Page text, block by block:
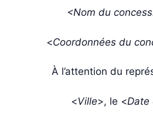
<Nom du
<Coordonnées du
À l’attention du
<Ville>, le <Date